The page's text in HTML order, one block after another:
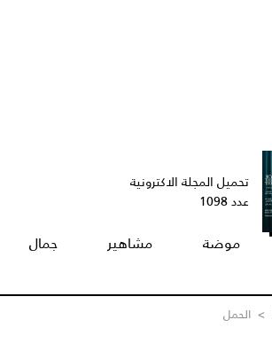
تحميل المجلة الاكترونية
عدد 1098
موضة مشاهير جمال
> الحمل